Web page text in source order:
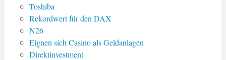
Toshiba
Rekordwert für den DAX
N26
Eignen sich Casino als Geldanlagen
Direktinvestment